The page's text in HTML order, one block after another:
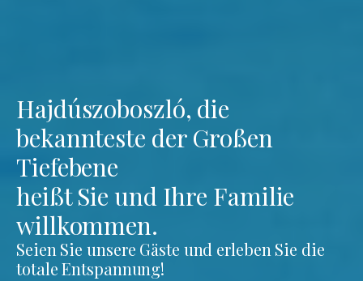
Hajdúszoboszló, die
bekannteste der Großen
Tiefebene
heißt Sie und Ihre Familie
willkommen.
Seien Sie unsere Gäste und erleben Sie die
totale Entspannung!